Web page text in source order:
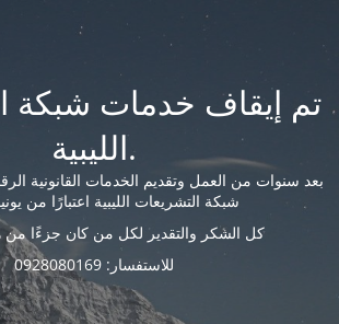
تم إيقاف خدمات شبكة
الليبية.
بعد سنوات من العمل وتقديم الخدمات القانونية
شبكة التشريعات الليبية اعتبارًا من يونيو
كل الشكر والتقدير لكل من كان جزءًا من
للاستفسار: 0928080169